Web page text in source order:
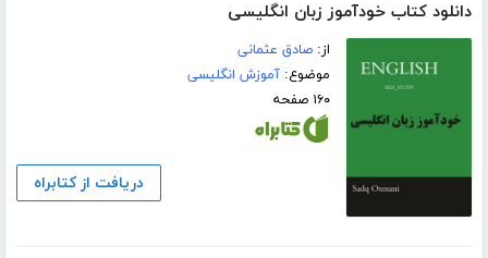
دانلود کتاب خودآموز زبان انگلیسی
از:صادق عثمانی
موضوع:آموزش انگلیسی
۱۶۰ صفحه
دریافت از کتابراه